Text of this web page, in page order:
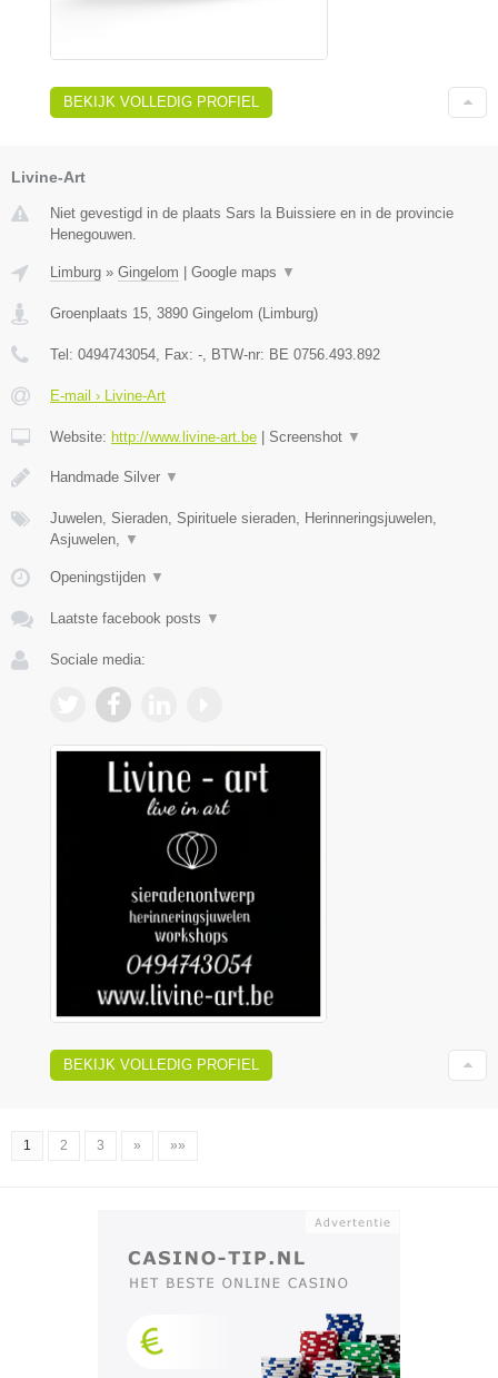
BEKIJK VOLLEDIG PROFIEL
Livine-Art
Niet gevestigd in de plaats Sars la Buissiere en in de provincie
Henegouwen.
Limburg » Gingelom Google maps ▼
Groenplaats 15, 3890 Gingelom (Limburg)
Tel: 0494743054, Fax: -, BTW-nr: BE 0756.493.892
E-mail › Livine-Art
Website: http://www.livine-art.be Screenshot ▼
Handmade Silver ▼
Juwelen, Sieraden, Spirituele sieraden, Herinneringsjuwelen,
Asjuwelen, ▼
Openingstijden ▼
Laatste facebook posts ▼
Sociale media:
BEKIJK VOLLEDIG PROFIEL
1 2 3 » »»